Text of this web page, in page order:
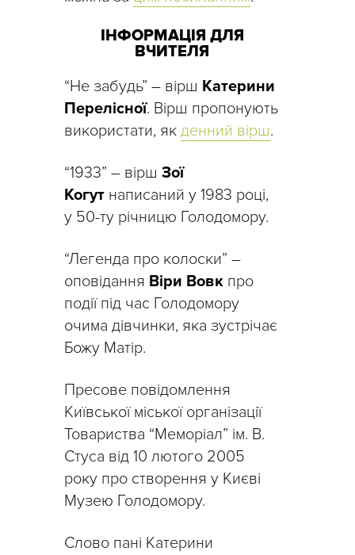
ІНФОРМАЦІЯ ДЛЯ
ВЧИТЕЛЯ
“Не забудь” – вірш Катерини
Перелісної. Вірш пропонують
використати, як денний вірш.
“1933” – вірш Зої
Когут написаний у 1983 році,
у 50-ту річницю Голодомору.
“Легенда про колоски” –
оповідання Віри Вовк про
події під час Голодомору
очима дівчинки, яка зустрічає
Божу Матір.
Пресове повідомлення
Київської міської організації
Товариства “Меморіал” ім. В.
Стуса від 10 лютого 2005
року про створення у Києві
Музею Голодомору.
Слово пані Катерини